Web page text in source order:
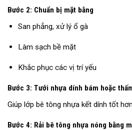
Bước 2: Chuẩn bị mặt bằng
San phẳng, xử lý ổ gà
Làm sạch bề mặt
Khắc phục các vị trí yếu
Bước 3: Tưới nhựa dính bám hoặc
Giúp lớp bê tông nhựa kết dính tốt
Bước 4: Rải bê tông nhựa nóng bằng